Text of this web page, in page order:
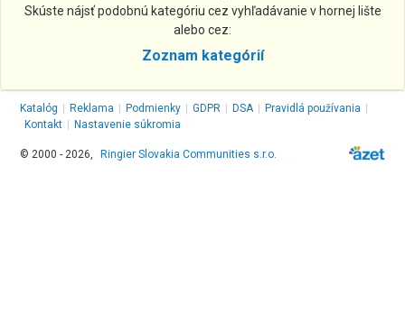
Skúste nájsť podobnú kategóriu cez vyhľadávanie v hornej lište
alebo cez:
Zoznam kategórií
Katalóg Reklama Podmienky GDPR DSA Pravidlá používania
Kontakt
Nastavenie súkromia
© 2000 - 2026, Ringier Slovakia Communities s.r.o.